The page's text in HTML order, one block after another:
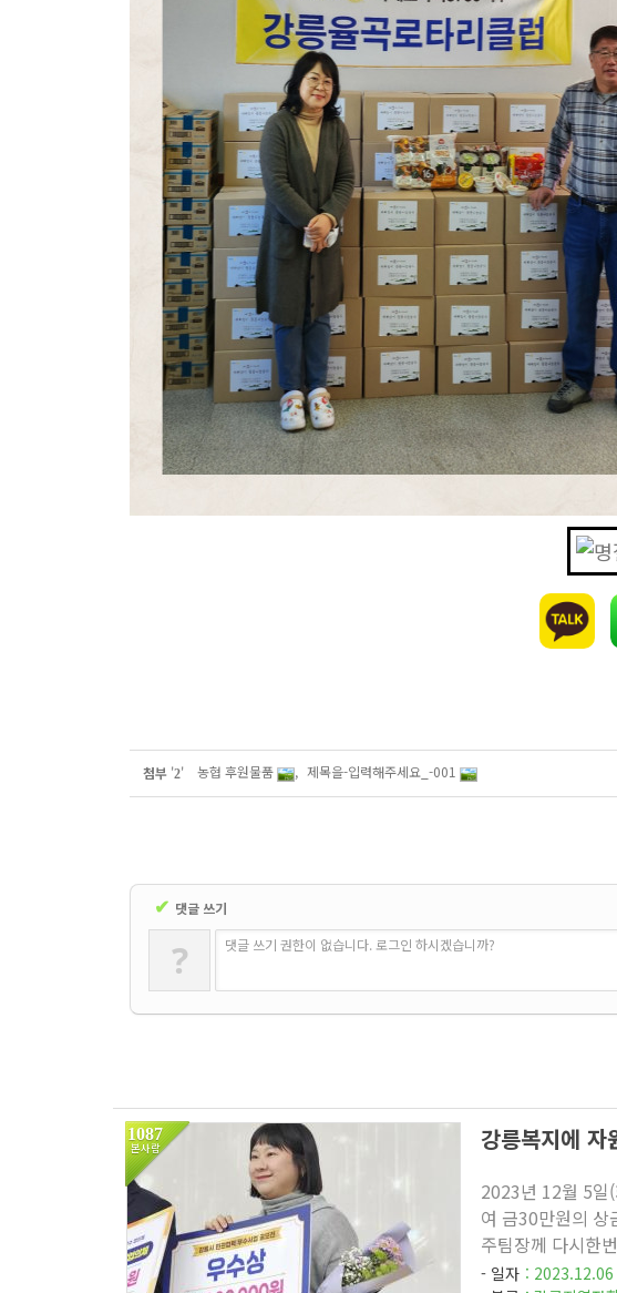
첨부 '2' 농협 후원물품 , 제목을-입력해주세요_-001
✔ 댓글 쓰기
? 댓글 쓰기 권한이 없습니다. 로그인 하시겠습니까?
1087
본사람 강릉복지에 자
2023년 12월 5일
여 금30만원의 상
주팀장께 다시한
일자
2023.12.06